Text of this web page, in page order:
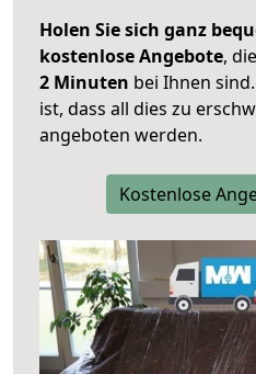
Holen Sie sich ganz
kostenlose Angebote,
2 Minuten bei Ihnen
ist, dass all dies zu
angeboten werden.
Kostenlose